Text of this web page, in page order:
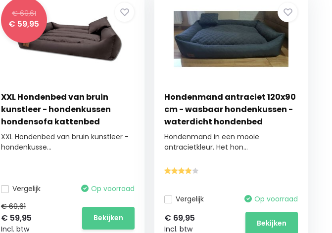
€ 69,61
€ 59,95
XXL Hondenbed van bruin
kunstleer - hondenkussen
hondensofa kattenbed
hondenkorf - waterdicht
XXL Hondenbed van bruin kunstleer -
hondenkusse...
Vergelijk
Op voorraad
€ 69,61
€ 59,95
Incl. btw
Bekijken
Hondenmand antraciet 120x90
cm - wasbaar hondenkussen -
waterdicht hondenbed
Hondenmand in een mooie
antracietkleur. Het hon...
Vergelijk Op voorraad
€ 69,95
Incl. btw
Bekijken